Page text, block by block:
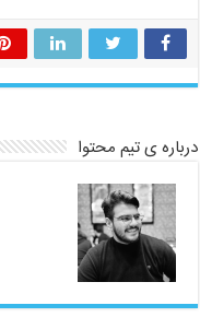
درباره ی تیم محتوا